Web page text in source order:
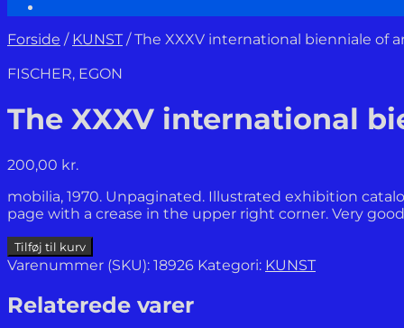
Forside / KUNST /The XXXV international bienniale of
FISCHER, EGON
The XXXV international
200,00 kr.
mobilia, 1970. Unpaginated. Illustrated exhibition
page with a crease in the upper right corner. Very
The
XXXV
bienniale
of
Tilføj til kurv
Varenummer (SKU): 18926 Kategori: KUNST
Relaterede varer